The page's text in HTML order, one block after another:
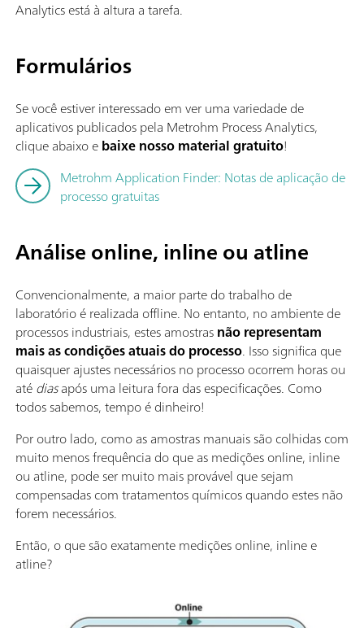
Analytics está à altura a tarefa.
Formulários
Se você estiver interessado em ver uma variedade de
aplicativos publicados pela Metrohm Process Analytics,
clique abaixo ebaixe nosso material gratuito!
Metrohm Application Finder: Notas de aplicação de
processo gratuitas
Análise online, inline ou atline
Convencionalmente, a maior parte do trabalho de
laboratório é realizada offline. No entanto, no ambiente de
processos industriais, estesamostrasnão representam
mais as condições atuais do processo. Isso significa que
quaisquer ajustes necessários no processo ocorrem horas ou
atédiasapós uma leitura fora das especificações. Como
todos sabemos, tempo é dinheiro!
Por outro lado, como as amostras manuais são colhidas com
muito menos frequência do que as medições online, inline
ou atline, pode ser muito mais provável que sejam
compensadas com tratamentos químicos quando estes não
forem necessários.
Então, o que são exatamente medições online, inline e
atline?